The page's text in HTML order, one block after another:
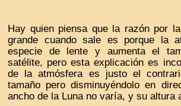
Hay quien piensa que la razón por
grande cuando sale es porque la
especie de lente y aumenta el
satélite, pero esta explicación es
de la atmósfera es justo el
tamaño pero disminuyéndolo en
ancho de la Luna no varía, y su altura